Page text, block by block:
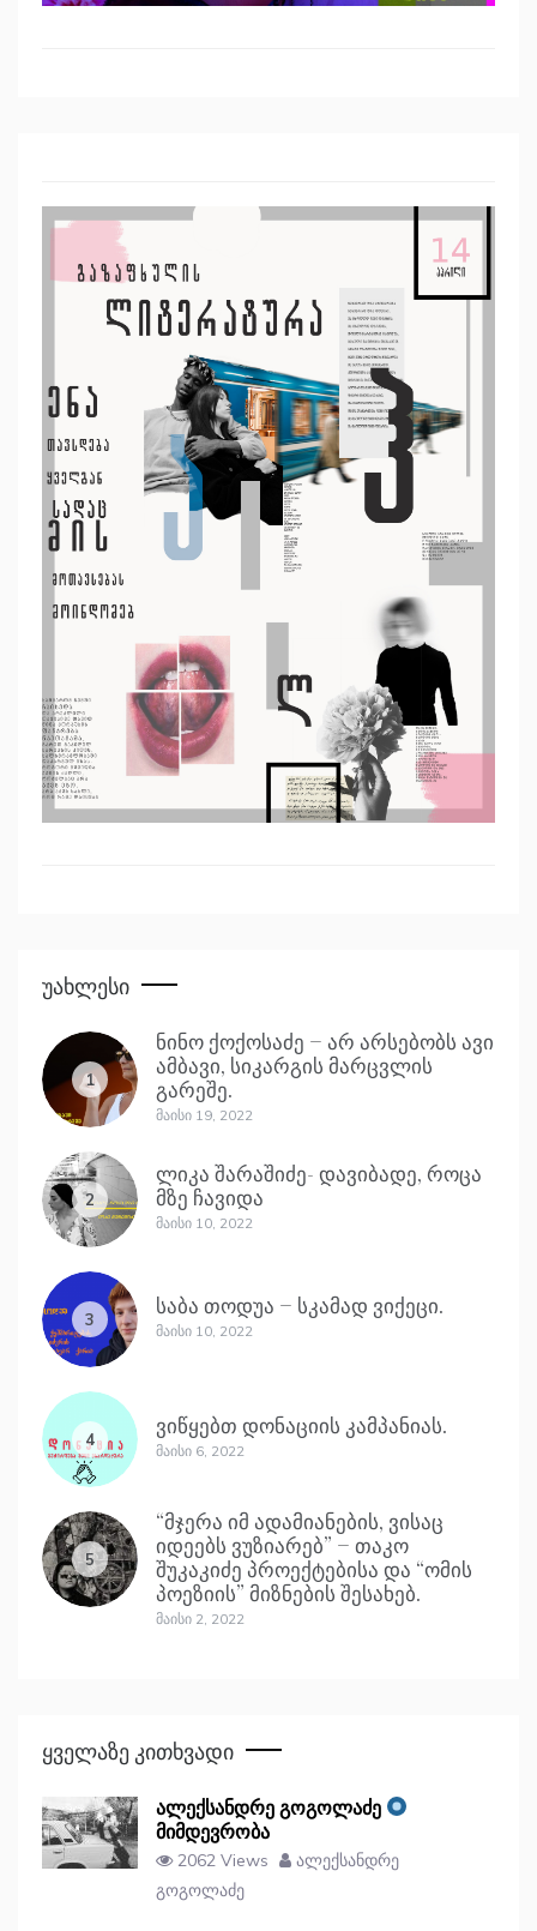
Უახლესი
1
ნინო ქოქოსაძე – არ არსებობს ავი
ამბავი, სიკარგის მარცვლის
გარეშე.
Მაისი 19, 2022
2
ლიკა შარაშიძე- დავიბადე, როცა
მზე ჩავიდა
Მაისი 10, 2022
3 საბა თოდუა – სკამად ვიქეცი.
Მაისი 10, 2022
4 ვიწყებთ დონაციის კამპანიას.
Მაისი 6, 2022
5
“მჯერა იმ ადამიანების, ვისაც
იდეებს ვუზიარებ” – თაკო
შუკაკიძე პროექტებისა და “ომის
პოეზიის” მიზნების შესახებ.
Მაისი 2, 2022
Ყველაზე Კითხვადი
ალექსანდრე გოგოლაძე
მიმდევრობა
2062 Views
ალექსანდრე
გოგოლაძე